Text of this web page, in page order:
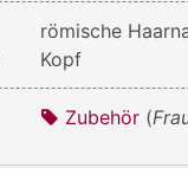
römische
Kopf
Zubehör (